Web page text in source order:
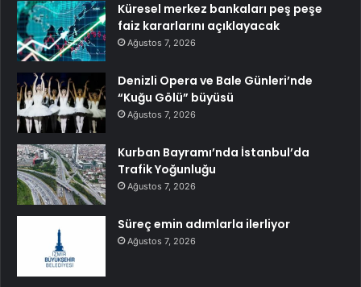
Küresel merkez bankaları peş peşe
faiz kararlarını açıklayacak
Ağustos 7, 2026
Denizli Opera ve Bale Günleri’nde
“Kuğu Gölü” büyüsü
Ağustos 7, 2026
Kurban Bayramı’nda İstanbul’da
Trafik Yoğunluğu
Ağustos 7, 2026
Süreç emin adımlarla ilerliyor
Ağustos 7, 2026